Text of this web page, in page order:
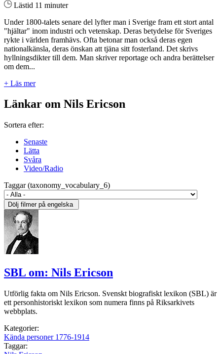
Lästid 11 minuter
Under 1800-talets senare del lyfter man i Sverige fram ett stort antal
"hjältar" inom industri och vetenskap. Deras betydelse för Sveriges
rykte i världen framhävs. Ofta betonar man också deras egen
nationalkänsla, deras önskan att tjäna sitt fosterland. Det skrivs
hyllningsdikter till dem. Man skriver reportage och andra berättelser
om dem...
+ Läs mer
Länkar om Nils Ericson
Sortera efter:
Senaste
Lätta
Svåra
Video/Radio
Taggar (taxonomy_vocabulary_6)
SBL om: Nils Ericson
Utförlig fakta om Nils Ericson. Svenskt biografiskt lexikon (SBL) är
ett personhistoriskt lexikon som numera finns på Riksarkivets
webbplats.
Kategorier:
Kända personer 1776-1914
Taggar: